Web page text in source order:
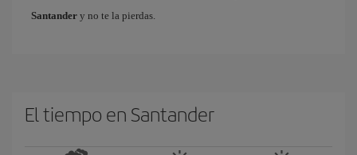
Santander y no te la pierdas.
El tiempo en Santander